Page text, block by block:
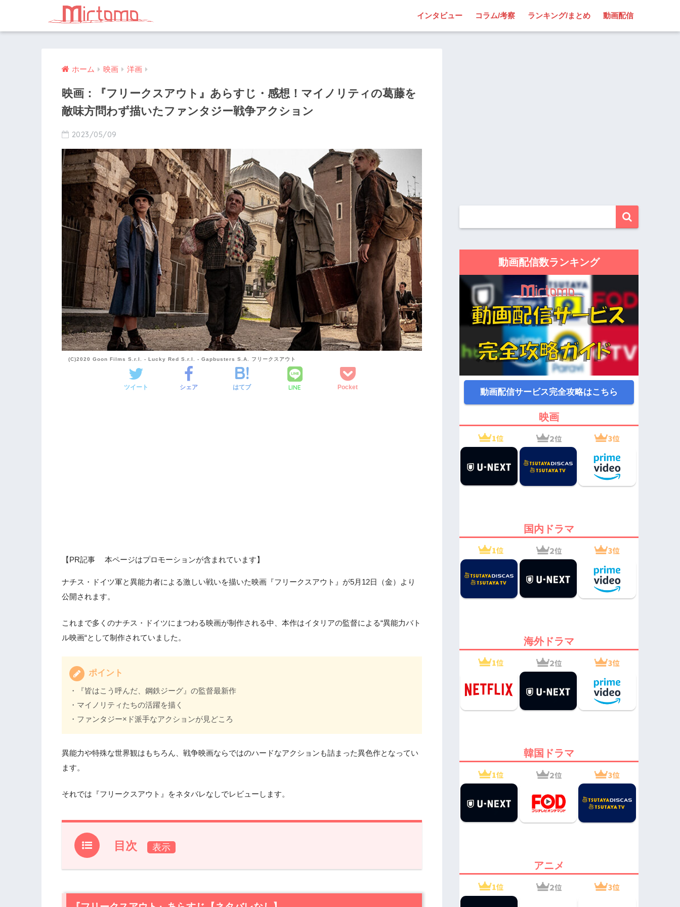
インタビュー コラム/考察 ランキング/まとめ 動画配信
ホーム 映画 洋画
映画：『フリークスアウト』あらすじ・感想！マイノリティの葛藤を
敵味方問わず描いたファンタジー戦争アクション
2023/05/09
(C)2020 Goon Films S.r.l. - Lucky Red S.r.l. - Gapbusters S.A. フリークスアウト
ツイート シェア はてブ LINE Pocket
【PR記事 本ページはプロモーションが含まれています】
ナチス・ドイツ軍と異能力者による激しい戦いを描いた映画『フリークスアウト』が5月12日（金）より
公開されます。
これまで多くのナチス・ドイツにまつわる映画が制作される中、本作はイタリアの監督による“異能力バト
ル映画“として制作されていました。
ポイント
・『皆はこう呼んだ、鋼鉄ジーグ』の監督最新作
・マイノリティたちの活躍を描く
・ファンタジー×ド派手なアクションが見どころ
異能力や特殊な世界観はもちろん、戦争映画ならではのハードなアクションも詰まった異色作となってい
ます。
それでは『フリークスアウト』をネタバレなしでレビューします。
目次
1.『フリークスアウト』あらすじ【ネタバレなし】
動画配信数ランキング
動画配信サービス完全攻略はこちら
映画
国内ドラマ
海外ドラマ
韓国ドラマ
アニメ